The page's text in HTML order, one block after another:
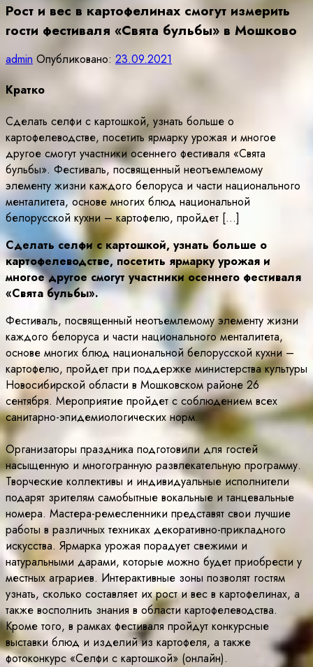
Рост и вес в картофелинах смогут измерить
гости фестиваля «Свята бульбы» в Мошково
admin Опубликовано: 23.09.2021
Кратко
Сделать селфи с картошкой, узнать больше о
картофелеводстве, посетить ярмарку урожая и многое
другое смогут участники осеннего фестиваля «Свята
бульбы». Фестиваль, посвященный неотъемлемому
элементу жизни каждого белоруса и части национального
менталитета, основе многих блюд национальной
белорусской кухни – картофелю, пройдет […]
Сделать селфи с картошкой, узнать больше о
картофелеводстве, посетить ярмарку урожая и
многое другое смогут участники осеннего фестиваля
«Свята бульбы».
Фестиваль, посвященный неотъемлемому элементу жизни
каждого белоруса и части национального менталитета,
основе многих блюд национальной белорусской кухни –
картофелю, пройдет при поддержке министерства культуры
Новосибирской области в Мошковском районе 26
сентября. Мероприятие пройдет с соблюдением всех
санитарно-эпидемиологических норм.
Организаторы праздника подготовили для гостей
насыщенную и многогранную развлекательную программу.
Творческие коллективы и индивидуальные исполнители
подарят зрителям самобытные вокальные и танцевальные
номера. Мастера-ремесленники представят свои лучшие
работы в различных техниках декоративно-прикладного
искусства. Ярмарка урожая порадует свежими и
натуральными дарами, которые можно будет приобрести у
местных аграриев. Интерактивные зоны позволят гостям
узнать, сколько составляет их рост и вес в картофелинах, а
также восполнить знания в области картофелеводства.
Кроме того, в рамках фестиваля пройдут конкурсные
выставки блюд и изделий из картофеля, а также
фотоконкурс «Селфи с картошкой» (онлайн).